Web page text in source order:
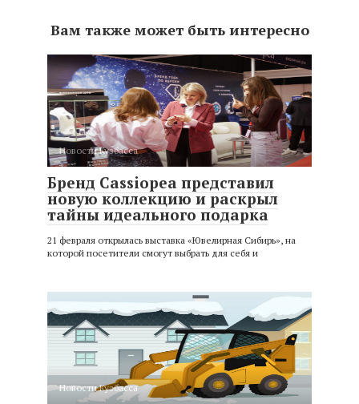
Вам также может быть интересно
Новости Кузбасса
Бренд Cassiopea представил
новую коллекцию и раскрыл
тайны идеального подарка
21 февраля открылась выставка «Ювелирная Сибирь», на
которой посетители смогут выбрать для себя и
Новости Кузбасса